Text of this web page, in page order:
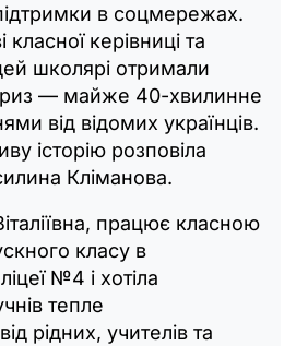
в соцмережах.
класної керівниці та
школярі отримали
— майже 40-хвилинне
від відомих українців.
історію розповіла
Кліманова.
працює класною
класу в
№4 і хотіла
тепле
рідних, учителів та